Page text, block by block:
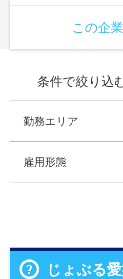
この企
条件で絞り込
勤務エリア
雇用形態
じょぶる